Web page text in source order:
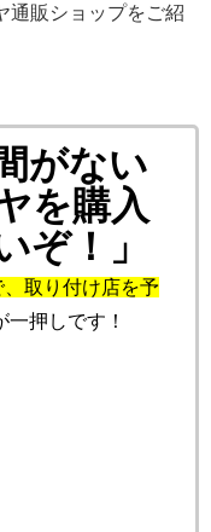
通販ショップをご紹
がない
を購入
ぞ！」
取り付け店を予
一押しです！